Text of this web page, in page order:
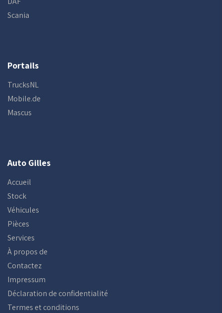
Scania
Portails
TrucksNL
Mobile.de
Mascus
Auto Gilles
Accueil
Stock
Véhicules
Pièces
Services
À propos de
Contactez
Impressum
Déclaration de confidentialité
Termes et conditions